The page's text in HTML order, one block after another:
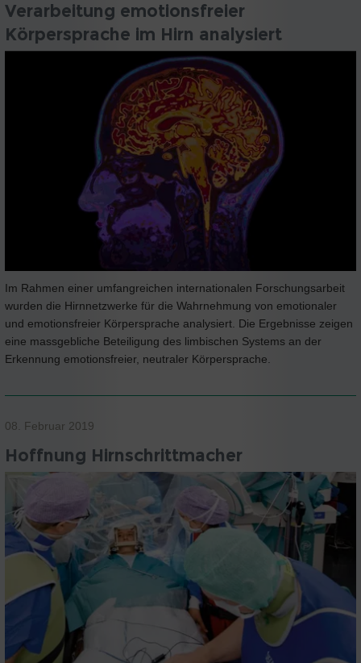
Verarbeitung emotionsfreier
Körpersprache im Hirn analysiert
Im Rahmen einer umfangreichen internationalen Forschungsarbeit
wurden die Hirnnetzwerke für die Wahrnehmung von emotionaler
und emotionsfreier Körpersprache analysiert. Die Ergebnisse zeigen
eine massgebliche Beteiligung des limbischen Systems an der
Erkennung emotionsfreier, neutraler Körpersprache.
08. Februar 2019
Hoffnung Hirnschrittmacher